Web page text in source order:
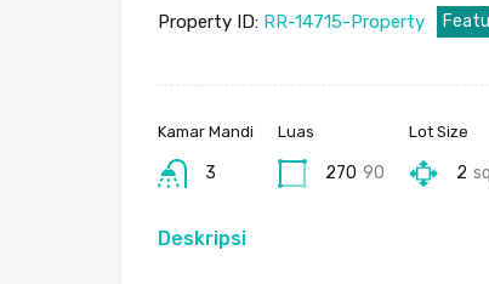
Property ID: RR-14715-Property
Kamar Mandi
3
Luas
270 90
Lot Size
2
Deskripsi